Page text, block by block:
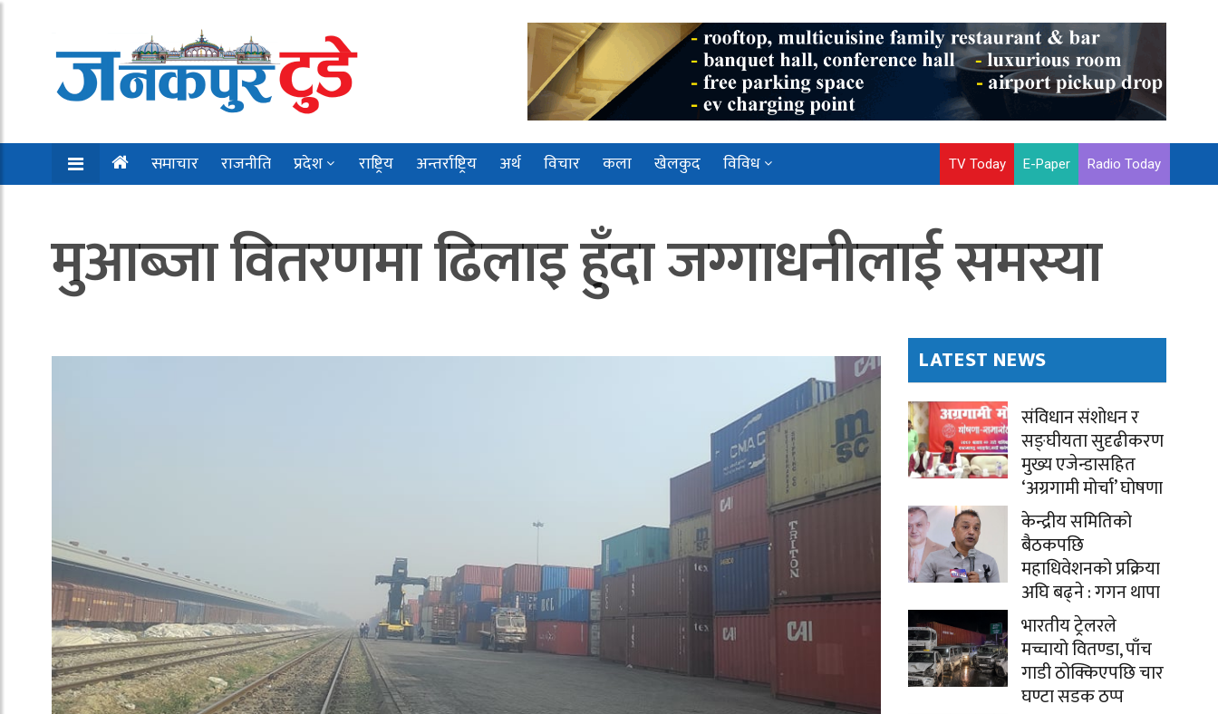
समाचार राजनीति प्रदेश राष्ट्रिय अन्तर्राष्ट्रिय अर्थ विचार कला खेलकुद विविध TV Today E-Paper Radio Today
मुआब्जा वितरणमा ढिलाइ हुँदा जग्गाधनीलाई समस्या
LATEST NEWS
संविधान संशोधन र
सङ्घीयता सुदृढीकरण
मुख्य एजेन्डासहित
‘अग्रगामी मोर्चा’ घोषणा
केन्द्रीय समितिको
बैठकपछि
महाधिवेशनको प्रक्रिया
अघि बढ्ने : गगन थापा
भारतीय ट्रेलरले
मच्चायो वितण्डा, पाँच
गाडी ठोक्किएपछि चार
घण्टा सडक ठप्प